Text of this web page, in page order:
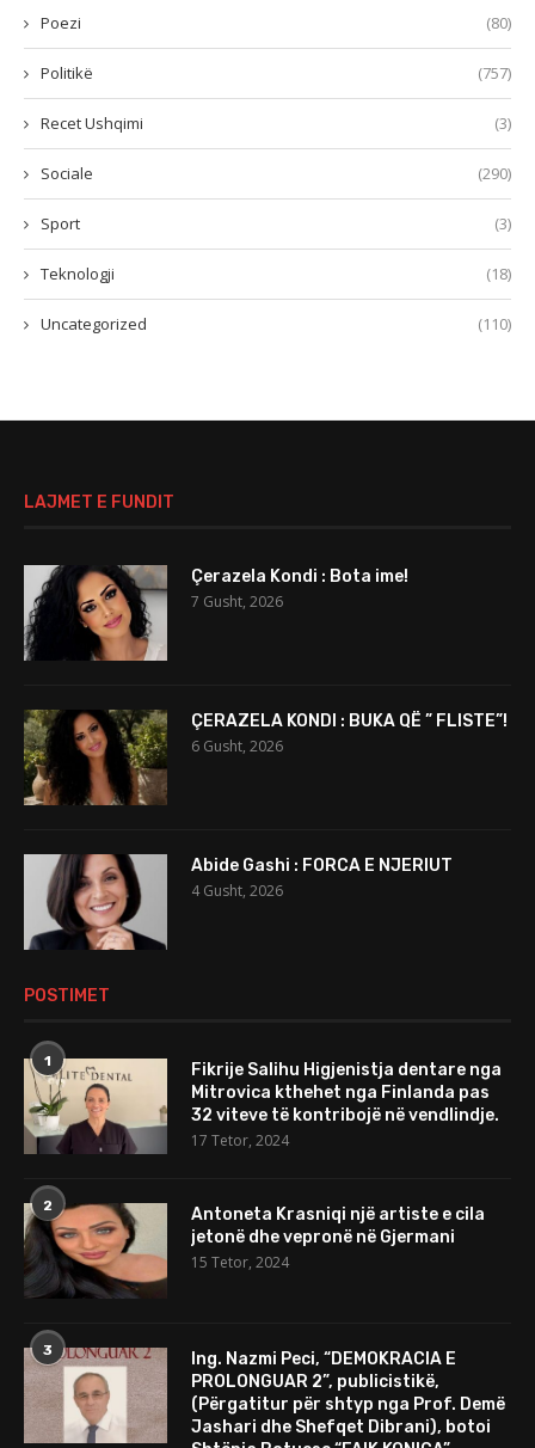
Poezi (80)
Politikë (757)
Recet Ushqimi (3)
Sociale (290)
Sport (3)
Teknologji (18)
Uncategorized (110)
LAJMET E FUNDIT
Çerazela Kondi : Bota ime!
7 Gusht, 2026
ÇERAZELA KONDI : BUKA QË ” FLISTE”!
6 Gusht, 2026
Abide Gashi : FORCA E NJERIUT
4 Gusht, 2026
POSTIMET
1
Fikrije Salihu Higjenistja dentare nga
Mitrovica kthehet nga Finlanda pas
32 viteve të kontribojë në vendlindje.
17 Tetor, 2024
2
Antoneta Krasniqi një artiste e cila
jetonë dhe vepronë në Gjermani
15 Tetor, 2024
3
Ing. Nazmi Peci, “DEMOKRACIA E
PROLONGUAR 2”, publicistikë,
(Përgatitur për shtyp nga Prof. Demë
Jashari dhe Shefqet Dibrani), botoi